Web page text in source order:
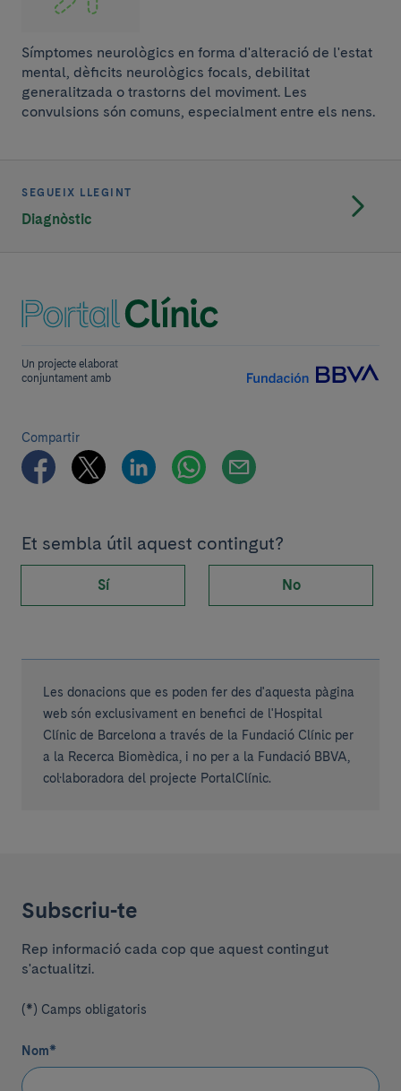
Símptomes neurològics en forma d'alteració de l'estat
mental, dèficits neurològics focals, debilitat
generalitzada o trastorns del moviment. Les
convulsions són comuns, especialment entre els nens.
SEGUEIX LLEGINT
Diagnòstic
Un projecte elaborat
conjuntament amb
Compartir
Et sembla útil aquest contingut?
Sí No
Les donacions que es poden fer des d'aquesta pàgina
web són exclusivament en benefici de l'Hospital
Clínic de Barcelona a través de la Fundació Clínic per
a la Recerca Biomèdica, i no per a la Fundació BBVA,
col·laboradora del projecte PortalClínic.
Subscriu-te
Rep informació cada cop que aquest contingut
s'actualitzi.
(*) Camps obligatoris
Nom*